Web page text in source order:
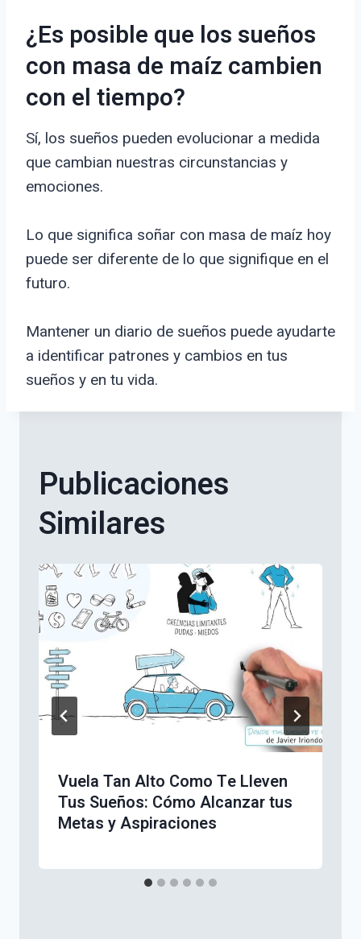
¿Es posible que los sueños
con masa de maíz cambien
con el tiempo?
Sí, los sueños pueden evolucionar a medida
que cambian nuestras circunstancias y
emociones.
Lo que significa soñar con masa de maíz hoy
puede ser diferente de lo que signifique en el
futuro.
Mantener un diario de sueños puede ayudarte
a identificar patrones y cambios en tus
sueños y en tu vida.
Publicaciones
Similares
Vuela Tan Alto Como Te Lleven
Tus Sueños: Cómo Alcanzar tus
Metas y Aspiraciones